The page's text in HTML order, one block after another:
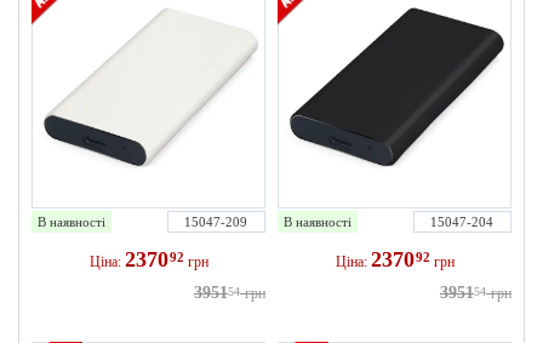
В наявності 15047-209
Ціна: 237092 грн
395154 грн
В наявності 15047-204
Ціна: 237092 грн
395154 грн